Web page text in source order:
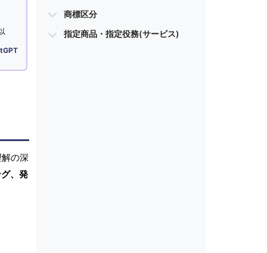
の深
、発
商標区分
指定商品・指定役務(サービス)